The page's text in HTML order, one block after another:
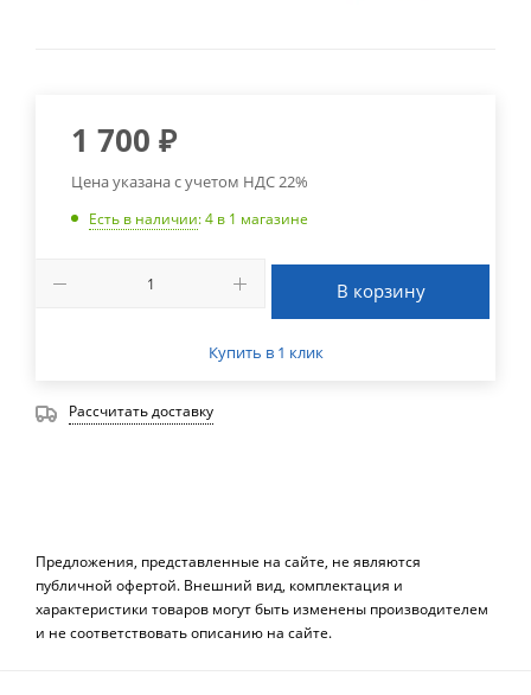
1 700 ₽
Цена указана с учетом НДС 22%
Есть в наличии: 4 в 1 магазине
В корзину
Купить в 1 клик
Рассчитать доставку
Предложения, представленные на сайте, не являются
публичной офертой. Внешний вид, комплектация и
характеристики товаров могут быть изменены производителем
и не соответствовать описанию на сайте.